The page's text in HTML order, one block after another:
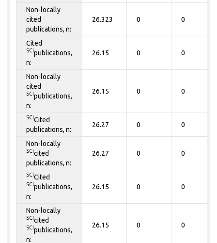
Non-locally
cited
publications, n:
26.323 0 0
Cited
SCI publications,
n:
26.15 0 0
Non-locally
cited
SCI publications,
n:
26.15 0 0
SCI Cited
publications, n:
26.27 0 0
Non-locally
SCI cited
publications, n:
26.27 0 0
SCI Cited
SCI publications,
n:
26.15 0 0
Non-locally
SCI cited
SCI publications,
n:
26.15 0 0